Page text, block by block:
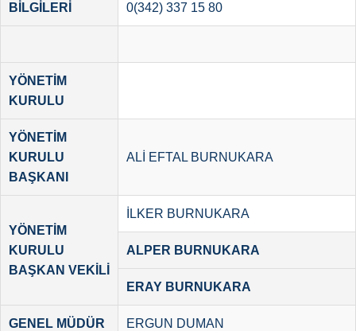
BİLGİLERİ
0(342) 337 15 80
YÖNETİM
KURULU
YÖNETİM
KURULU
BAŞKANI
ALİ EFTAL BURNUKARA
YÖNETİM
KURULU
BAŞKAN VEKİLİ
İLKER BURNUKARA
ALPER BURNUKARA
ERAY BURNUKARA
GENEL MÜDÜR ERGUN DUMAN